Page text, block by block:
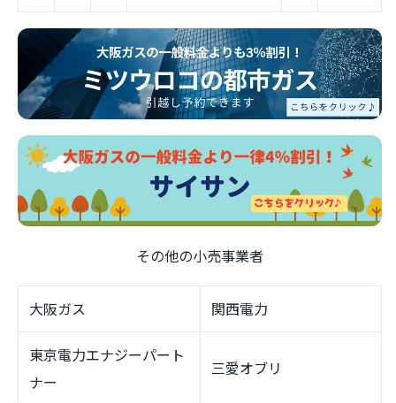
その他の小売事業者
大阪ガス 関西電力
東京電力エナジーパート
ナー
三愛オブリ